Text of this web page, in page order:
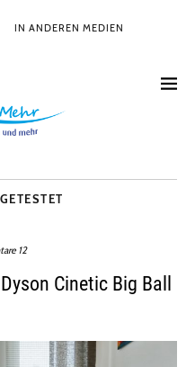
IN ANDEREN MEDIEN
12
Cinetic Big Ball